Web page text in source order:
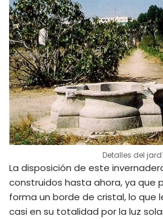
Detalles del
La disposición de este
construidos hasta ahora, ya que
forma un borde de cristal, lo que
casi en su totalidad por la luz